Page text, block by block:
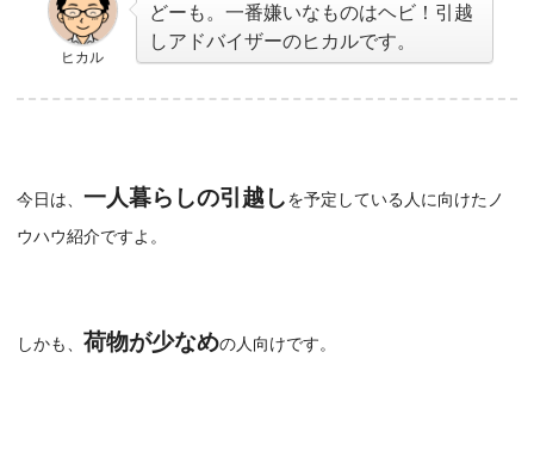
ヒカル
どーも。一番嫌いなものはヘビ！ 引越
しアドバイザーのヒカルです。
今日は、 一人暮らしの引越しを予定している人に向けたノ
ウハウ紹介ですよ。
しかも、 荷物が少なめの人向けです。